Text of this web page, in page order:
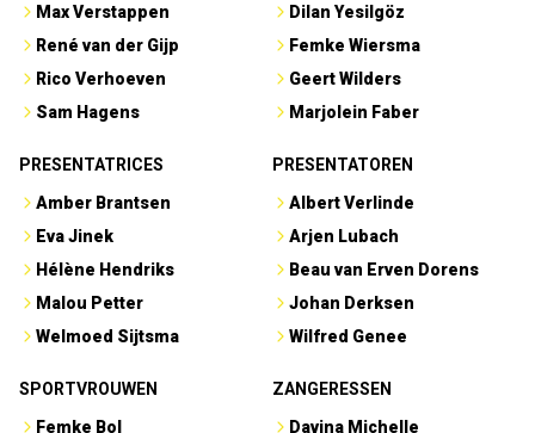
Max Verstappen
René van der Gijp
Rico Verhoeven
Sam Hagens
Dilan Yesilgöz
Femke Wiersma
Geert Wilders
Marjolein Faber
PRESENTATRICES
Amber Brantsen
Eva Jinek
Hélène Hendriks
Malou Petter
Welmoed Sijtsma
PRESENTATOREN
Albert Verlinde
Arjen Lubach
Beau van Erven Dorens
Johan Derksen
Wilfred Genee
SPORTVROUWEN
Femke Bol
ZANGERESSEN
Davina Michelle